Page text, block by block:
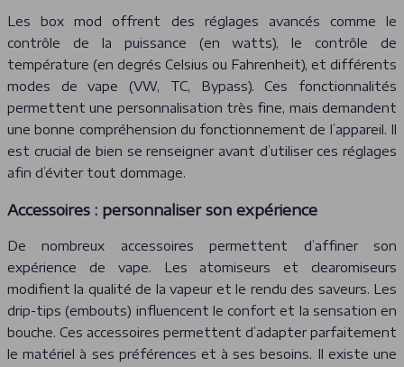
Les box mod offrent des réglages avancés comme le
contrôle de la puissance (en watts), le contrôle de
température (en degrés Celsius ou Fahrenheit), et différents
modes de vape (VW, TC, Bypass). Ces fonctionnalités
permettent une personnalisation très fine, mais demandent
une bonne compréhension du fonctionnement de l’appareil. Il
est crucial de bien se renseigner avant d’utiliser ces réglages
afin d’éviter tout dommage.
Accessoires : personnaliser son expérience
De nombreux accessoires permettent d’affiner son
expérience de vape. Les atomiseurs et clearomiseurs
modifient la qualité de la vapeur et le rendu des saveurs. Les
drip-tips (embouts) influencent le confort et la sensation en
bouche. Ces accessoires permettent d’adapter parfaitement
le matériel à ses préférences et à ses besoins. Il existe une